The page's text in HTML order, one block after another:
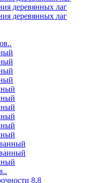
деревянных лаг
деревянных лаг
8,8